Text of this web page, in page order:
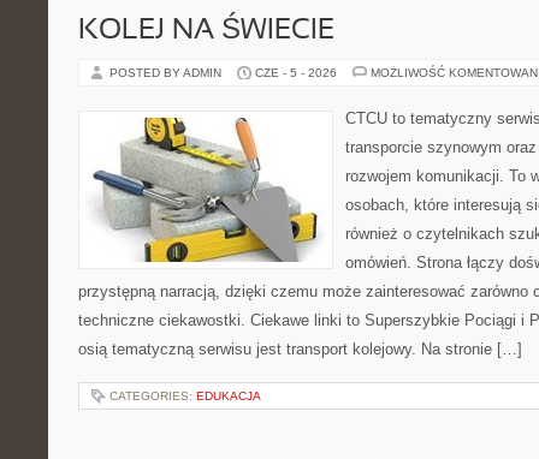
KOLEJ NA ŚWIECIE
POSTED BY ADMIN CZE - 5 - 2026 MOŻLIWOŚĆ
CTCU to tematyczny
transporcie szynowym
rozwojem komunikacji. To
osobach, które interesują
również o czytelnikach
omówień. Strona łączy
przystępną narracją, dzięki czemu może zainteresować zarówno
techniczne ciekawostki. Ciekawe linki to Superszybkie Pociągi i
osią tematyczną serwisu jest transport kolejowy. Na stronie […]
CATEGORIES: EDUKACJA